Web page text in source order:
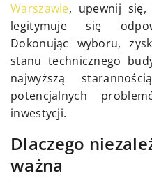
Warszawie, upewnij się,
legitymuje się
Dokonując wyboru,
stanu technicznego
najwyższą
potencjalnych
inwestycji.
Dlaczego
ważna